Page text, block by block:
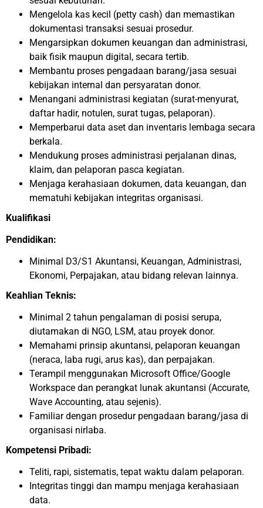
Mengelola kas kecil (petty cash) dan memastikan
dokumentasi transaksi sesuai prosedur.
Mengarsipkan dokumen keuangan dan administrasi,
baik fisik maupun digital, secara tertib.
Membantu proses pengadaan barang/jasa sesuai
kebijakan internal dan persyaratan donor.
Menangani administrasi kegiatan (surat-menyurat,
daftar hadir, notulen, surat tugas, pelaporan).
Memperbarui data aset dan inventaris lembaga secara
berkala.
Mendukung proses administrasi perjalanan dinas,
klaim, dan pelaporan pasca kegiatan.
Menjaga kerahasiaan dokumen, data keuangan, dan
mematuhi kebijakan integritas organisasi.
Kualifikasi
Pendidikan:
Minimal D3/S1 Akuntansi, Keuangan, Administrasi,
Ekonomi, Perpajakan, atau bidang relevan lainnya.
Keahlian Teknis:
Minimal 2 tahun pengalaman di posisi serupa,
diutamakan di NGO, LSM, atau proyek donor.
Memahami prinsip akuntansi, pelaporan keuangan
(neraca, laba rugi, arus kas), dan perpajakan.
Terampil menggunakan Microsoft Office/Google
Workspace dan perangkat lunak akuntansi (Accurate,
Wave Accounting, atau sejenis).
Familiar dengan prosedur pengadaan barang/jasa di
organisasi nirlaba.
Kompetensi Pribadi:
Teliti, rapi, sistematis, tepat waktu dalam pelaporan.
Integritas tinggi dan mampu menjaga kerahasiaan
data.